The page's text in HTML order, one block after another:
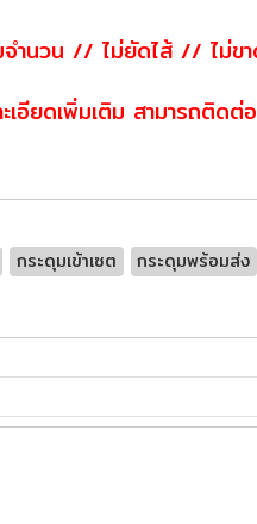
จำนวน // ไม่ยัดไส้ // ไม่ข
อียดเพิ่มเติม สามารถติดต่
กระดุมเข้าเซต กระดุมพร้อมส่ง